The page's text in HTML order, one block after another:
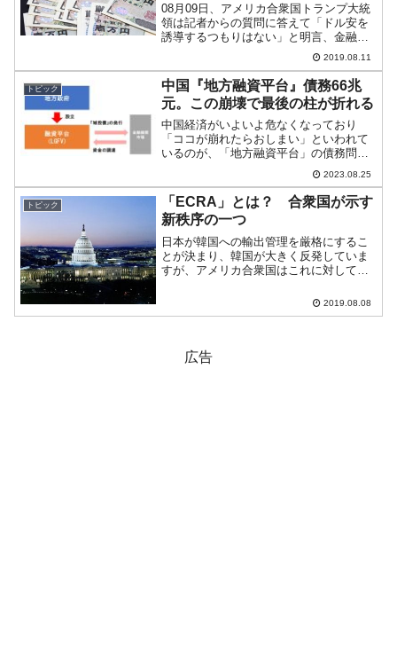
08月09日、アメリカ合衆国トランプ大統
領は記者からの質問に答えて「ドル安を
誘導するつもりはない」と明言、金融当
局が利下げを行えばドルは自動的押し下
がり、輸出業者への圧力が和らぐと話し
ました。⇒参照・引用元：『Money1』
「トランプ大統領...
2019.08.11
トピック
中国『地方融資平台』債務66兆
元。この崩壊で最後の柱が折れる
中国経済がいよいよ危なくなっており
「ココが崩れたらおしまい」といわれて
いるのが、「地方融資平台」の債務問題
です。先日、「中央政府が地方融資平台
に債券発行を許可する」というニュース
が出ました。これは「いよいよ中国の地
方債務問題が危ない」と示す...
2023.08.25
トピック
「ECRA」とは？ 合衆国が示す
新秩序の一つ
日本が韓国への輸出管理を厳格にするこ
とが決まり、韓国が大きく反発していま
すが、アメリカ合衆国はこれに対して何
国の態度が明らかに日本の輸出管理強化
2019.08.08
広告